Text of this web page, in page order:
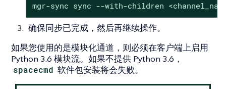
mgr-sync sync --with-children
确保同步已完成，然后再继续操作。
如果您使用的是模块化通道，则必须在客户端上启用
Python 3.6 模块流。如果不提供 Python 3.6，
spacecmd 软件包安装将会失败。